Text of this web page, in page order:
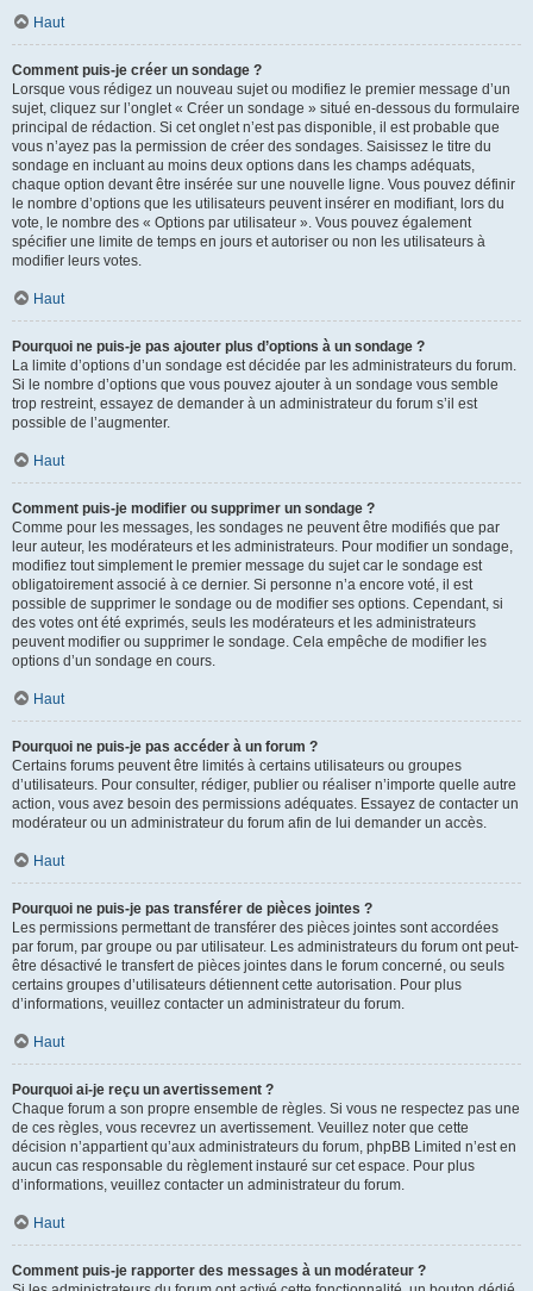
Haut
Comment puis-je créer un sondage ?
Lorsque vous rédigez un nouveau sujet ou modifiez le premier message d’un
sujet, cliquez sur l’onglet « Créer un sondage » situé en-dessous du formulaire
principal de rédaction. Si cet onglet n’est pas disponible, il est probable que
vous n’ayez pas la permission de créer des sondages. Saisissez le titre du
sondage en incluant au moins deux options dans les champs adéquats,
chaque option devant être insérée sur une nouvelle ligne. Vous pouvez définir
le nombre d’options que les utilisateurs peuvent insérer en modifiant, lors du
vote, le nombre des « Options par utilisateur ». Vous pouvez également
spécifier une limite de temps en jours et autoriser ou non les utilisateurs à
modifier leurs votes.
Haut
Pourquoi ne puis-je pas ajouter plus d’options à un sondage ?
La limite d’options d’un sondage est décidée par les administrateurs du forum.
Si le nombre d’options que vous pouvez ajouter à un sondage vous semble
trop restreint, essayez de demander à un administrateur du forum s’il est
possible de l’augmenter.
Haut
Comment puis-je modifier ou supprimer un sondage ?
Comme pour les messages, les sondages ne peuvent être modifiés que par
leur auteur, les modérateurs et les administrateurs. Pour modifier un sondage,
modifiez tout simplement le premier message du sujet car le sondage est
obligatoirement associé à ce dernier. Si personne n’a encore voté, il est
possible de supprimer le sondage ou de modifier ses options. Cependant, si
des votes ont été exprimés, seuls les modérateurs et les administrateurs
peuvent modifier ou supprimer le sondage. Cela empêche de modifier les
options d’un sondage en cours.
Haut
Pourquoi ne puis-je pas accéder à un forum ?
Certains forums peuvent être limités à certains utilisateurs ou groupes
d’utilisateurs. Pour consulter, rédiger, publier ou réaliser n’importe quelle autre
action, vous avez besoin des permissions adéquates. Essayez de contacter un
modérateur ou un administrateur du forum afin de lui demander un accès.
Haut
Pourquoi ne puis-je pas transférer de pièces jointes ?
Les permissions permettant de transférer des pièces jointes sont accordées
par forum, par groupe ou par utilisateur. Les administrateurs du forum ont peut-
être désactivé le transfert de pièces jointes dans le forum concerné, ou seuls
certains groupes d’utilisateurs détiennent cette autorisation. Pour plus
d’informations, veuillez contacter un administrateur du forum.
Haut
Pourquoi ai-je reçu un avertissement ?
Chaque forum a son propre ensemble de règles. Si vous ne respectez pas une
de ces règles, vous recevrez un avertissement. Veuillez noter que cette
décision n’appartient qu’aux administrateurs du forum, phpBB Limited n’est en
aucun cas responsable du règlement instauré sur cet espace. Pour plus
d’informations, veuillez contacter un administrateur du forum.
Haut
Comment puis-je rapporter des messages à un modérateur ?